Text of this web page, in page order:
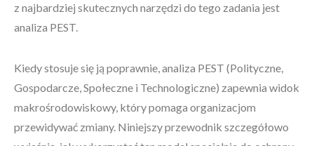
z najbardziej skutecznych narzędzi do tego zadania jest
analiza PEST.
Kiedy stosuje się ją poprawnie, analiza PEST (Polityczne,
Gospodarcze, Społeczne i Technologiczne) zapewnia widok
makrośrodowiskowy, który pomaga organizacjom
przewidywać zmiany. Niniejszy przewodnik szczegółowo